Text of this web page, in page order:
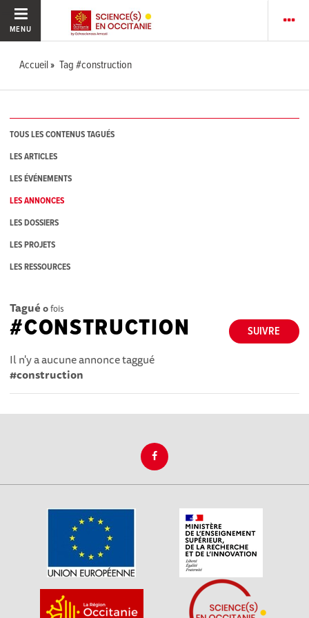
MENU
Accueil Tag #construction
TOUS LES CONTENUS TAGUÉS
LES ARTICLES
LES ÉVÉNEMENTS
LES ANNONCES
LES DOSSIERS
LES PROJETS
LES RESSOURCES
Tagué 0fois
SUIVRE
#CONSTRUCTION
Il n'y a aucune annonce taggué
#construction